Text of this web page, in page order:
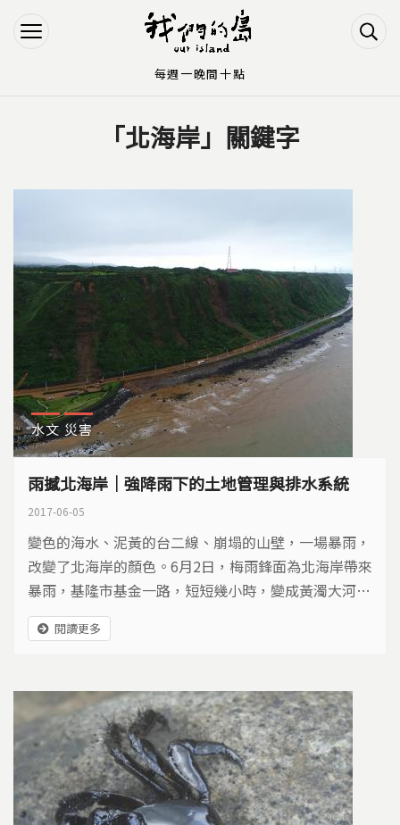
Jump to Navigation
Jump to Main content
「北海岸」關鍵字
水文 災害
雨撼北海岸｜強降雨下的土地管理與排水系統
2017-06-05
變色的海水、泥黃的台二線、崩塌的山壁，一場暴雨，
改變了北海岸的顏色。6月2日，梅雨鋒面為北海岸帶來
暴雨，基隆市基金一路，短短幾小時，變成黃濁大河…
閱讀更多
每週一晚間十點